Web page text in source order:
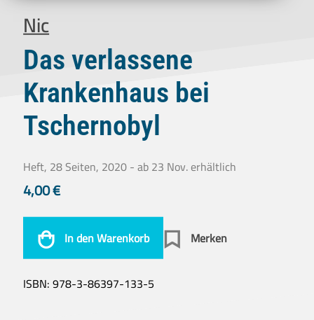
Nic
Das verlassene
Krankenhaus bei
Tschernobyl
Heft, 28 Seiten, 2020 - ab 23 Nov. erhältlich
4,00€
In den Warenkorb Merken
ISBN:978-3-86397-133-5